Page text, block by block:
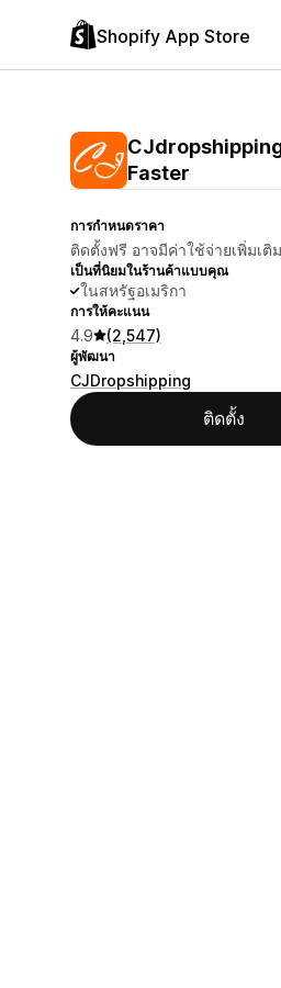
Shopify App Store
Faster
การกำหนดราคา
ติดตั้งฟรี อาจมีค่าใช้จ่ายเพิ่มเติม
เป็นที่นิยมในร้านค้าแบบคุณ
ในสหรัฐอเมริกา
การให้คะแนน
4.9 (2,547)
ผู้พัฒนา
CJDropshipping
ติดตั้ง